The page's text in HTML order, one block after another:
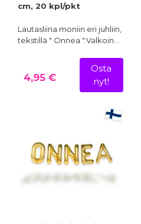
cm, 20 kpl/pkt
Lautasliina moniin eri juhliin,
tekstillä " Onnea ".Valkoin…
4,95 €
Osta
nyt!